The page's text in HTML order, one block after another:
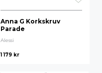
Anna G Korkskruv
Parade
Alessi
1 179 kr